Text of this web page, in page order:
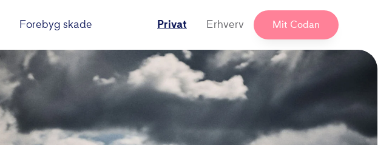
Forebyg skade Privat Erhverv Mit Codan